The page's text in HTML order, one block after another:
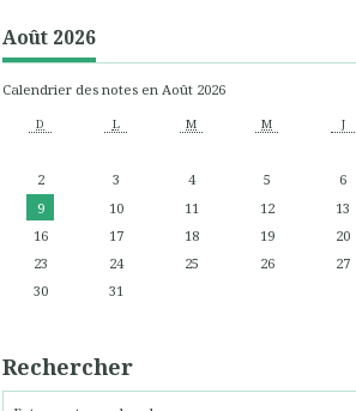
Août 2026
Calendrier des notes en Août 2026
D L M M J
2
3 4 5 6
9
10 11 12 13
16
17 18 19 20
23
24 25 26 27
30
31
Rechercher